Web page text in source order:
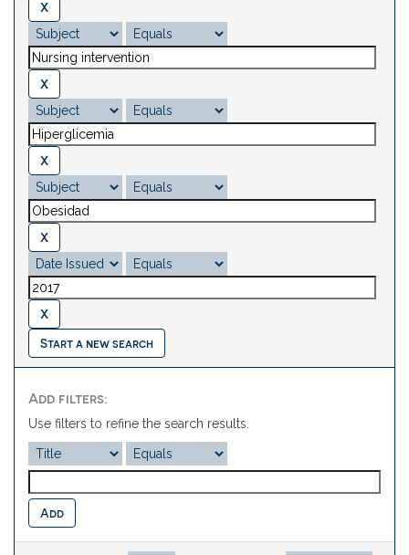
Start a new search
Add filters:
Use filters to refine the search results.